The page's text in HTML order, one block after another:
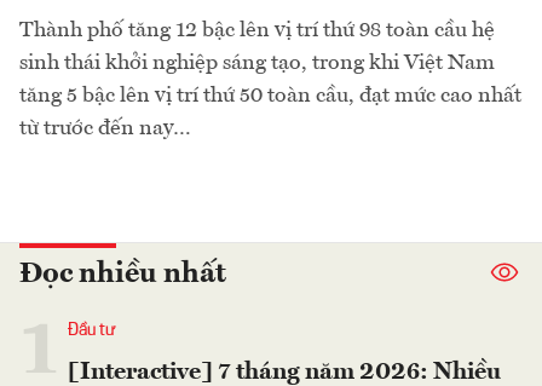
Thành phố tăng 12 bậc lên vị trí thứ 98 toàn cầu hệ
sinh thái khởi nghiệp sáng tạo, trong khi Việt Nam
tăng 5 bậc lên vị trí thứ 50 toàn cầu, đạt mức cao nhất
từ trước đến nay…
Đọc nhiều nhất
Đầu tư
[Interactive] 7 tháng năm 2026: Nhiều